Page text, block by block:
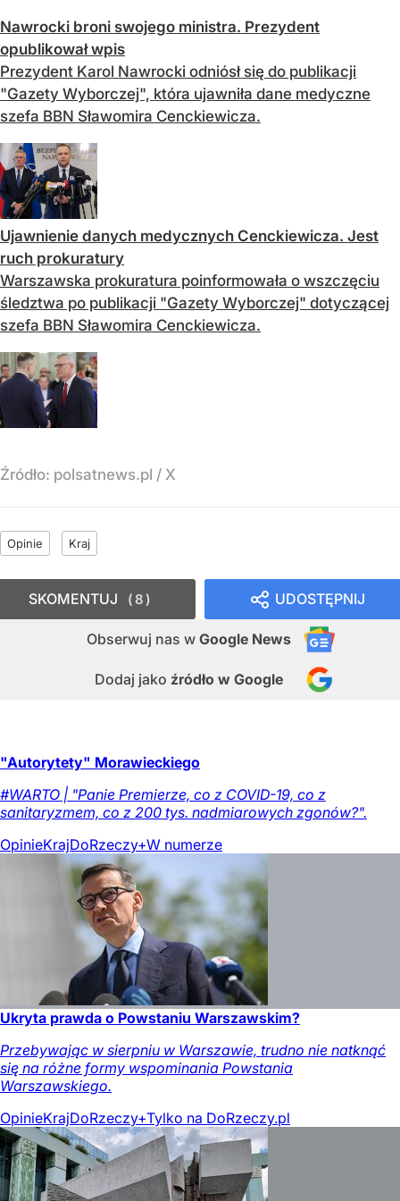
Nawrocki broni swojego ministra. Prezydent
opublikował wpis
Prezydent Karol Nawrocki odniósł się do publikacji
"Gazety Wyborczej", która ujawniła dane medyczne
szefa BBN Sławomira Cenckiewicza.
Ujawnienie danych medycznych Cenckiewicza. Jest
ruch prokuratury
Warszawska prokuratura poinformowała o wszczęciu
śledztwa po publikacji "Gazety Wyborczej" dotyczącej
szefa BBN Sławomira Cenckiewicza.
Źródło: polsatnews.pl / X
Opinie Kraj
UDOSTĘPNIJ
Obserwuj nas w Google News
Dodaj jako źródło w Google
SKOMENTUJ 8
"Autorytety" Morawieckiego
#WARTO | "Panie Premierze, co z COVID-19, co z
sanitaryzmem, co z 200 tys. nadmiarowych zgonów?".
OpinieKrajDoRzeczy+W numerze
Ukryta prawda o Powstaniu Warszawskim?
Przebywając w sierpniu w Warszawie, trudno nie natknąć
się na różne formy wspominania Powstania
Warszawskiego.
OpinieKrajDoRzeczy+Tylko na DoRzeczy.pl